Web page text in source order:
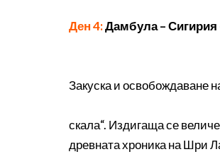
Ден 4:Дамбула – Сигирия
Закуска и освобождаване
скала“. Издигаща се
древната хроника на Шри